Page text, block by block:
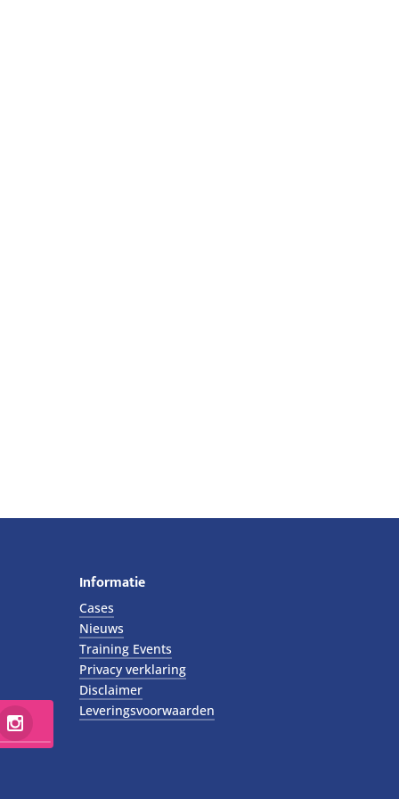
Informatie
Cases
Nieuws
Training Events
Privacy verklaring
Disclaimer
Leveringsvoorwaarden